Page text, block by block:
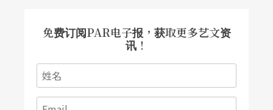
免费订阅PAR电子报，获取更多艺文资
讯！